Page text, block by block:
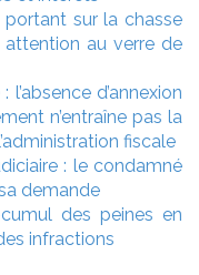
sur la chasse
attention au verre de
d’annexion
n’entraîne pas la
fiscale
: le condamné
demande
des peines en
infractions